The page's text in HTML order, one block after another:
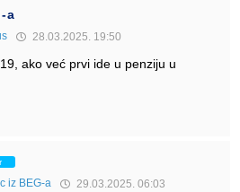
a
28.03.2025. 19:50
ako već prvi ide u penziju u
iz BEG-a 29.03.2025. 06:03